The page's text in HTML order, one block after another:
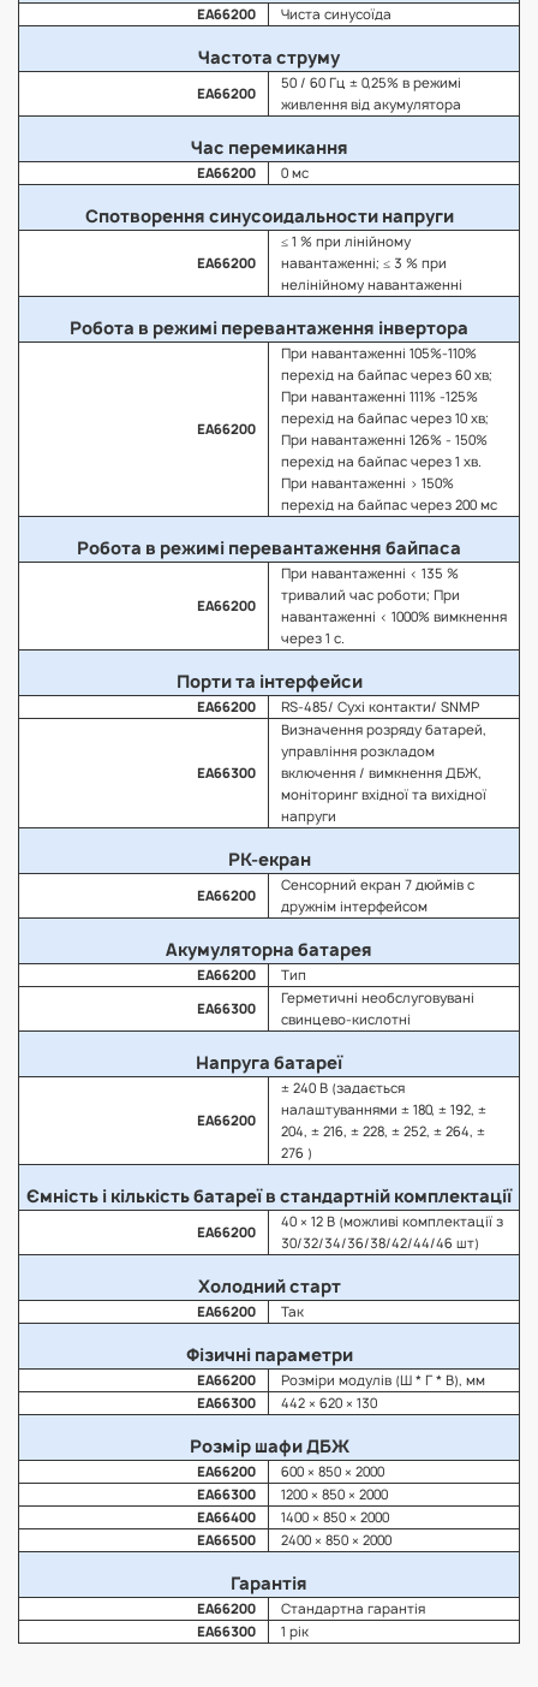
EA66200 Чиста синусоїда
Частота струму
EA66200
50 / 60 Гц ± 0,25% в режимі
живлення від акумулятора
Час перемикання
EA66200 0 мс
Спотворення синусоидальности напруги
EA66200
≤ 1 % при лінійному
навантаженні; ≤ 3 % при
нелінійному навантаженні
Робота в режимі перевантаження інвертора
EA66200
При навантаженні 105%-110%
перехід на байпас через 60 хв;
При навантаженні 111% -125%
перехід на байпас через 10 хв;
При навантаженні 126% - 150%
перехід на байпас через 1 хв.
При навантаженні > 150%
перехід на байпас через 200 мс
Робота в режимі перевантаження байпаса
EA66200
При навантаженні < 135 %
тривалий час роботи; При
навантаженні < 1000% вимкнення
через 1 с.
Порти та інтерфейси
EA66200 RS-485/ Сухі контакти/ SNMP
EA66300
Визначення розряду батарей,
управління розкладом
включення / вимкнення ДБЖ,
моніторинг вхідної та вихідної
напруги
РК-екран
EA66200
Сенсорний екран 7 дюймів с
дружнім інтерфейсом
Акумуляторна батарея
EA66200
Тип
EA66300
Герметичні необслуговувані
свинцево-кислотні
Напруга батареї
EA66200
± 240 В (задається
налаштуваннями ± 180, ± 192, ±
204, ± 216, ± 228, ± 252, ± 264, ±
276 )
Ємність і кількість батареї в стандартній комплектації
EA66200
40 × 12 В (можливі комплектації з
30/32/34/36/38/42/44/46 шт)
Холодний старт
EA66200 Так
Фізичні параметри
EA66200
Розміри модулів (Ш * Г * В), мм
EA66300
442 × 620 × 130
Розмір шафи ДБЖ
EA66200
600 × 850 × 2000
EA66300
1200 × 850 × 2000
EA66400
1400 × 850 × 2000
EA66500
2400 × 850 × 2000
Гарантія
EA66200
Стандартна гарантія
EA66300
1 рік